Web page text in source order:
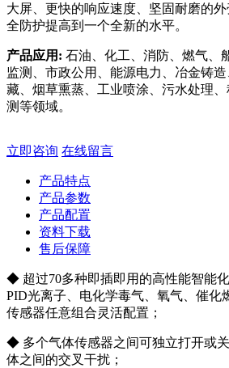
大屏、更快的响应速度、坚固耐磨的
全防护提高到一个全新的水平。
产品应用: 石油、化工、消防、燃气、
监测、市政公用、能源电力、冶金铸
藏、烟草熏蒸、工业喷涂、污水处理
测等领域。
立即咨询 在线留言
产品特点
产品参数
产品配置
资料下载
售后保障
◆ 超过70多种即插即用的高性能智能
PID光离子、电化学毒气、氧气、催化
传感器任意组合灵活配置；
◆ 多个气体传感器之间可独立打开或
体之间的交叉干扰；